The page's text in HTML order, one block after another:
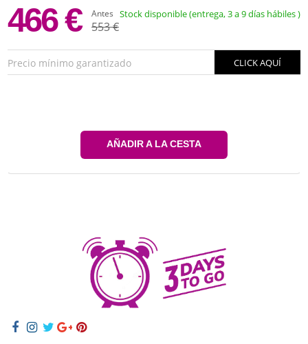
466 € Antes
553 €
Stock disponible (entrega, 3 a 9 días hábiles )
Precio mínimo garantizado CLICK AQUÍ
AÑADIR A LA CESTA